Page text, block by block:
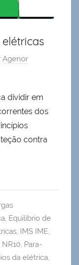
Agenor
dividir em
dos
contra
, Equilíbrio de
, IMS IME,
NR10, Para-
da elétrica,